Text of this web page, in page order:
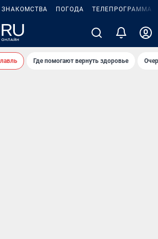
ЗНАКОМСТВА ПОГОДА ТЕЛЕПРОГРАММА
Где помогают вернуть здоровье